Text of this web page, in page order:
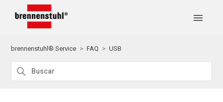
brennenstuhl® Service FAQ USB